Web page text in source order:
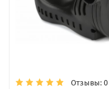
Отзывы: 0